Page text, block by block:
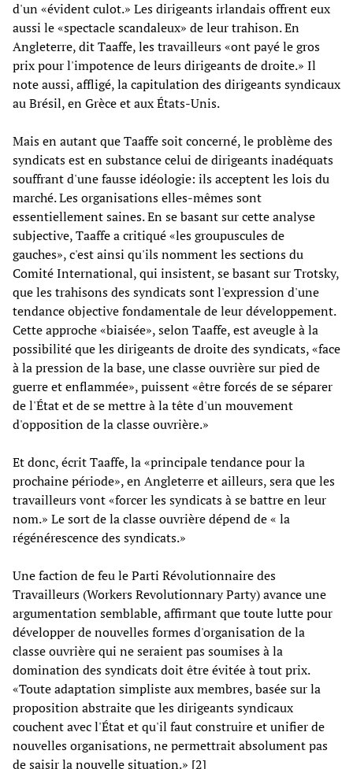
d'un «évident culot.» Les dirigeants irlandais offrent eux
aussi le «spectacle scandaleux» de leur trahison. En
Angleterre, dit Taaffe, les travailleurs «ont payé le gros
prix pour l'impotence de leurs dirigeants de droite.» Il
note aussi, affligé, la capitulation des dirigeants syndicaux
au Brésil, en Grèce et aux États-Unis.
Mais en autant que Taaffe soit concerné, le problème des
syndicats est en substance celui de dirigeants inadéquats
souffrant d'une fausse idéologie: ils acceptent les lois du
marché. Les organisations elles-mêmes sont
essentiellement saines. En se basant sur cette analyse
subjective, Taaffe a critiqué «les groupuscules de
gauches», c'est ainsi qu'ils nomment les sections du
Comité International, qui insistent, se basant sur Trotsky,
que les trahisons des syndicats sont l'expression d'une
tendance objective fondamentale de leur développement.
Cette approche «biaisée», selon Taaffe, est aveugle à la
possibilité que les dirigeants de droite des syndicats, «face
à la pression de la base, une classe ouvrière sur pied de
guerre et enflammée», puissent «être forcés de se séparer
de l'État et de se mettre à la tête d'un mouvement
d'opposition de la classe ouvrière.»
Et donc, écrit Taaffe, la «principale tendance pour la
prochaine période», en Angleterre et ailleurs, sera que les
travailleurs vont «forcer les syndicats à se battre en leur
nom.» Le sort de la classe ouvrière dépend de « la
régénérescence des syndicats.»
Une faction de feu le Parti Révolutionnaire des
Travailleurs (Workers Revolutionnary Party) avance une
argumentation semblable, affirmant que toute lutte pour
développer de nouvelles formes d'organisation de la
classe ouvrière qui ne seraient pas soumises à la
domination des syndicats doit être évitée à tout prix.
«Toute adaptation simpliste aux membres, basée sur la
proposition abstraite que les dirigeants syndicaux
couchent avec l'État et qu'il faut construire et unifier de
nouvelles organisations, ne permettrait absolument pas
de saisir la nouvelle situation.» [2]